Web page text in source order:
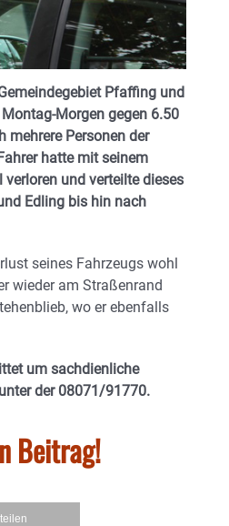
Pfaffing und
Morgen gegen 6.50
mehrere Personen der
hatte mit seinem
und verteilte dieses
Edling bis hin nach
seines Fahrzeugs wohl
wieder am Straßenrand
wo er ebenfalls
um sachdienliche
der 08071/91770.
Beitrag!
teilen